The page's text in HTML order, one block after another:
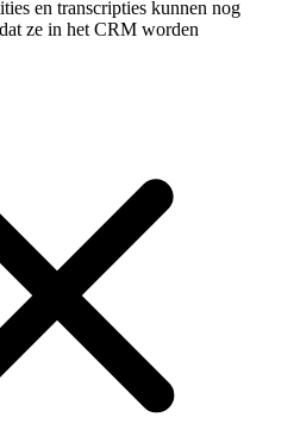
en transcripties kunnen nog
ze in het CRM worden